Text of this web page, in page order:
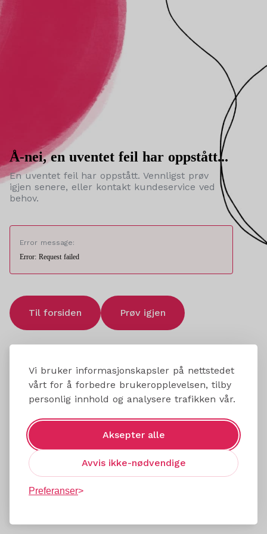
Vi bruker informasjonskapsler på nettstedet
vårt for å forbedre brukeropplevelsen, tilby
personlig innhold og analysere trafikken vår.
Aksepter alle
Avvis ikke-nødvendige
Preferanser
Å-nei, en uventet feil har oppstått...
En uventet feil har oppstått. Vennligst prøv
igjen senere, eller kontakt kundeservice ved
behov.
Error message:
Error: Request failed
Til forsiden Prøv igjen